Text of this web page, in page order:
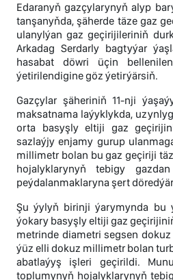
Edaranyň gazçylarynyň alyp
tanşanyňda, şäherde täze gaz
ulanylýan gaz geçirijileriniň
Arkadag Serdarly bagtyýar
hasabat döwri üçin
ýetirilendigine göz ýetirýärsiň.
Gazçylar şäheriniň 11-nji
maksatnama laýyklykda,
orta basyşly eltiji gaz
sazlaýjy enjamy gurup
millimetr bolan bu gaz geçiriji
hojalyklarynyň tebigy
peýdalanmaklaryna şert
Şu ýylyň birinji ýarymynda bu
ýokary basyşly eltiji gaz
metrinde diametri segsen
ýüz elli dokuz millimetr bolan
abatlaýyş işleri geçirildi.
toplumynyň hojalyklarynyň